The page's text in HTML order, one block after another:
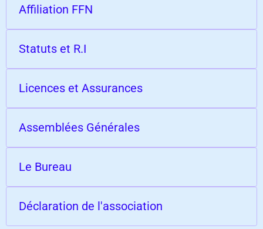
Affiliation FFN
Statuts et R.I
Licences et Assurances
Assemblées Générales
Le Bureau
Déclaration de l'association